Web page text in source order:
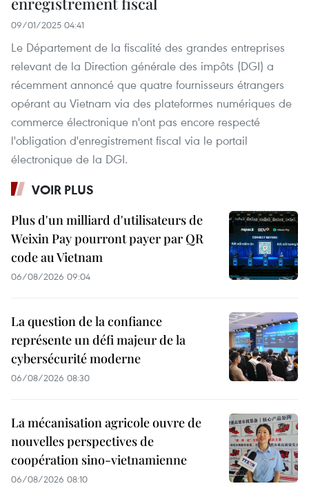
09/01/2025 04:41
Le Département de la fiscalité des grandes entreprises
relevant de la Direction générale des impôts (DGI) a
récemment annoncé que quatre fournisseurs étrangers
opérant au Vietnam via des plateformes numériques de
commerce électronique n'ont pas encore respecté
l'obligation d'enregistrement fiscal via le portail
électronique de la DGI.
VOIR PLUS
Plus d'un milliard d'utilisateurs de
Weixin Pay pourront payer par QR
code au Vietnam
06/08/2026 09:04
La question de la confiance
représente un défi majeur de la
cybersécurité moderne
06/08/2026 08:30
La mécanisation agricole ouvre de
nouvelles perspectives de
coopération sino-vietnamienne
06/08/2026 08:10